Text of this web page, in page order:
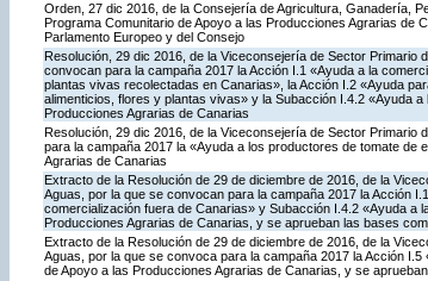
Orden, 27 dic 2016, de la Consejería de Agricultura, Ganadería,
Programa Comunitario de Apoyo a las Producciones Agrarias de
Parlamento Europeo y del Consejo
Resolución, 29 dic 2016, de la Viceconsejería de Sector
convocan para la campaña 2017 la Acción I.1 «Ayuda a la
plantas vivas recolectadas en Canarias», la Acción I.2 «Ayuda
alimenticios, flores y plantas vivas» y la Subacción I.4.2 «Ayuda
Producciones Agrarias de Canarias
Resolución, 29 dic 2016, de la Viceconsejería de Sector
para la campaña 2017 la «Ayuda a los productores de tomate de
Agrarias de Canarias
Extracto de la Resolución de 29 de diciembre de 2016, de la
Aguas, por la que se convocan para la campaña 2017 la Acción
comercialización fuera de Canarias» y Subacción I.4.2 «Ayuda a
Producciones Agrarias de Canarias, y se aprueban las bases
Extracto de la Resolución de 29 de diciembre de 2016, de la
Aguas, por la que se convoca para la campaña 2017 la Acción
de Apoyo a las Producciones Agrarias de Canarias, y se